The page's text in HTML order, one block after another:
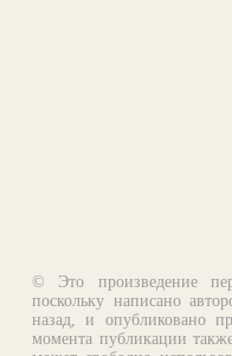
© Это произведение
поскольку написано
назад, и опубликовано
момента публикации